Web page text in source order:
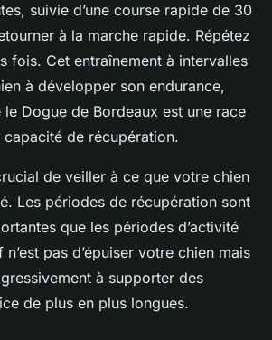
suivie d’une course rapide de 30
à la marche rapide. Répétez
fois. Cet entraînement à intervalles
à développer son endurance,
le Dogue de Bordeaux est une race
de récupération.
de veiller à ce que votre chien
Les périodes de récupération sont
que les périodes d’activité
n’est pas d’épuiser votre chien mais
à supporter des
de plus en plus longues.